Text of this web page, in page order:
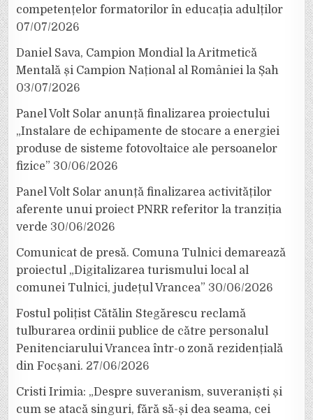
competențelor formatorilor în educația adulților
07/07/2026
Daniel Sava, Campion Mondial la Aritmetică
Mentală și Campion Național al României la Șah
03/07/2026
Panel Volt Solar anunță finalizarea proiectului
„Instalare de echipamente de stocare a energiei
produse de sisteme fotovoltaice ale persoanelor
fizice” 30/06/2026
Panel Volt Solar anunță finalizarea activităților
aferente unui proiect PNRR referitor la tranziția
verde 30/06/2026
Comunicat de presă. Comuna Tulnici demarează
proiectul „Digitalizarea turismului local al
comunei Tulnici, județul Vrancea” 30/06/2026
Fostul polițist Cătălin Stegărescu reclamă
tulburarea ordinii publice de către personalul
Penitenciarului Vrancea într-o zonă rezidențială
din Focșani. 27/06/2026
Cristi Irimia: „Despre suveranism, suveraniști și
cum se atacă singuri, fără să-și dea seama, cei